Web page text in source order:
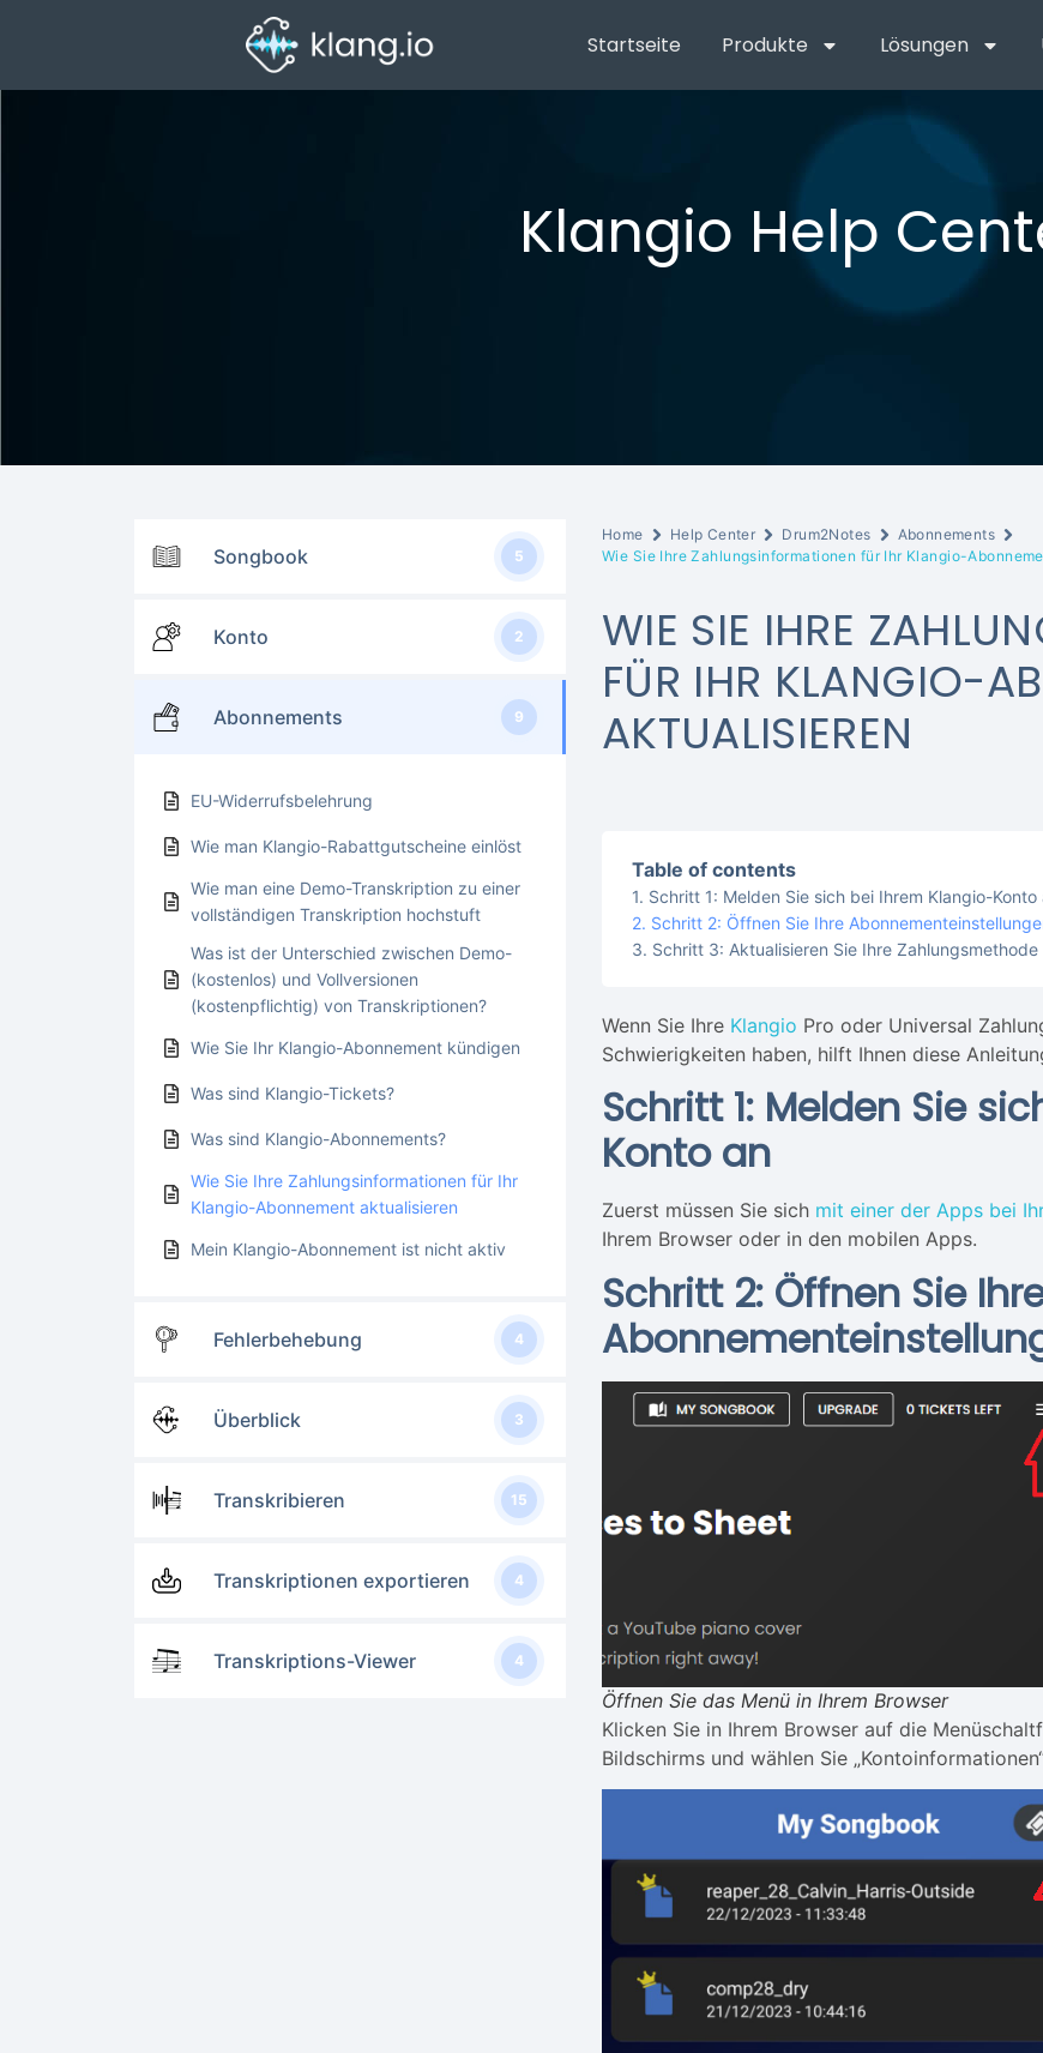
Startseite Produkte Lösungen
Klangio Help
Songbook 5
Konto 2
Abonnements 9
EU-Widerrufsbelehrung
Wie man Klangio-Rabattgutscheine einlöst
Wie man eine Demo-Transkription zu einer
vollständigen Transkription hochstuft
Was ist der Unterschied zwischen Demo-
(kostenlos) und Vollversionen
(kostenpflichtig) von Transkriptionen?
Wie Sie Ihr Klangio-Abonnement kündigen
Was sind Klangio-Tickets?
Was sind Klangio-Abonnements?
Wie Sie Ihre Zahlungsinformationen für Ihr
Klangio-Abonnement aktualisieren
Mein Klangio-Abonnement ist nicht aktiv
Fehlerbehebung 4
Überblick 3
Transkribieren 15
Transkriptionen exportieren 4
Transkriptions-Viewer 4
Home Help Center Drum2Notes
Abonnements
Wie Sie Ihre Zahlungsinformationen für Ihr Klangio-
WIE SIE IHRE
FÜR IHR KLANGIO-
AKTUALISIEREN
Table of contents
Schritt 1: Melden Sie sich bei Ihrem Klangio-Konto
Schritt 2: Öffnen Sie Ihre
Schritt 3: Aktualisieren Sie Ihre Zahlungsmethode
Wenn Sie Ihre Klangio Pro oder Universal
Schwierigkeiten haben, hilft Ihnen diese
Schritt 1: Melden Sie
Konto an
Zuerst müssen Sie sich mit einer der Apps bei
Ihrem Browser oder in den mobilen Apps.
Schritt 2: Öffnen Sie
Öffnen Sie das Menü in Ihrem Browser
Klicken Sie in Ihrem Browser auf die
Bildschirms und wählen Sie